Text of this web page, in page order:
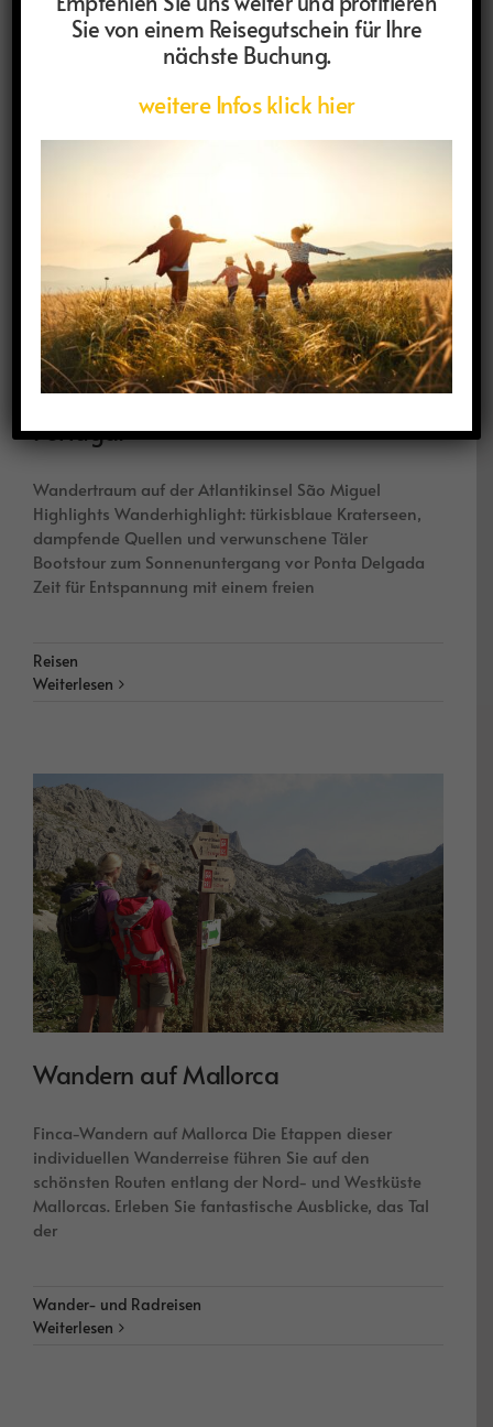
Reisen
Weiterlesen
Portugal
Wandertraum auf der Atlantikinsel São Miguel
Highlights Wanderhighlight: türkisblaue Kraterseen,
dampfende Quellen und verwunschene Täler
Bootstour zum Sonnenuntergang vor Ponta Delgada
Zeit für Entspannung mit einem freien
Reisen
Weiterlesen
Wandern auf Mallorca
Finca-Wandern auf Mallorca Die Etappen dieser
individuellen Wanderreise führen Sie auf den
schönsten Routen entlang der Nord- und Westküste
Mallorcas. Erleben Sie fantastische Ausblicke, das Tal
der
Wander- und Radreisen
Weiterlesen
Sie von einem Reisegutschein für Ihre
nächste Buchung.
weitere Infos klick hier